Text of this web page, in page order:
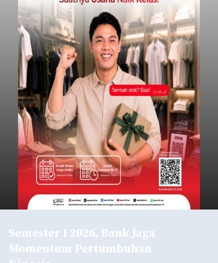
Semester I 2026, Bank Jaga
Momentum Pertumbuhan